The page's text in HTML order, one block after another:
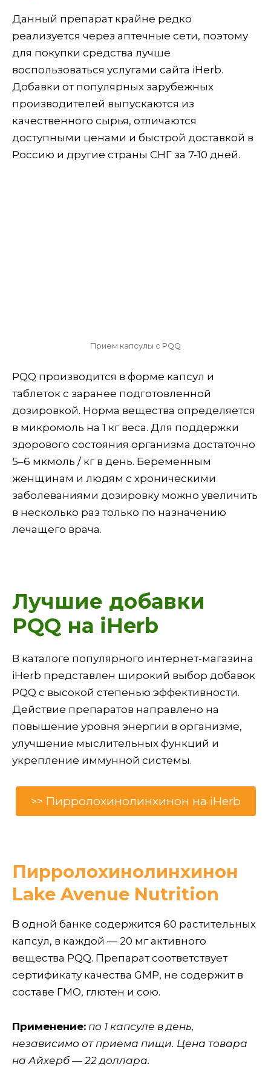
Данный препарат крайне редко
реализуется через аптечные сети, поэтому
для покупки средства лучше
воспользоваться услугами сайта iHerb.
Добавки от популярных зарубежных
производителей выпускаются из
качественного сырья, отличаются
доступными ценами и быстрой доставкой в
Россию и другие страны СНГ за 7-10 дней.
Прием капсулы с PQQ
PQQ производится в форме капсул и
таблеток с заранее подготовленной
дозировкой. Норма вещества определяется
в микромоль на 1 кг веса. Для поддержки
здорового состояния организма достаточно
5–6 мкмоль / кг в день. Беременным
женщинам и людям с хроническими
заболеваниями дозировку можно увеличить
в несколько раз только по назначению
лечащего врача.
Лучшие добавки
PQQ на iHerb
В каталоге популярного интернет-магазина
iHerb представлен широкий выбор добавок
PQQ с высокой степенью эффективности.
Действие препаратов направлено на
повышение уровня энергии в организме,
улучшение мыслительных функций и
укрепление иммунной системы.
>> Пирролохинолинхинон на iHerb
Пирролохинолинхинон
Lake Avenue Nutrition
В одной банке содержится 60 растительных
капсул, в каждой — 20 мг активного
вещества PQQ. Препарат соответствует
сертификату качества GMP, не содержит в
составе ГМО, глютен и сою.
Применение: по 1 капсуле в день,
независимо от приема пищи. Цена товара
на Айхерб — 22 доллара.